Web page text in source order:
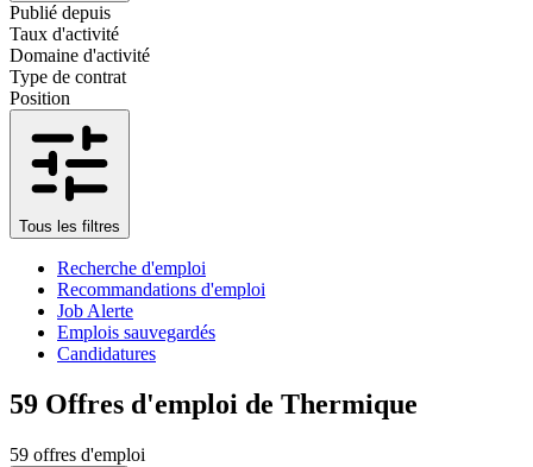
Publié depuis
Taux d'activité
Domaine d'activité
Type de contrat
Position
Tous les filtres
Recherche d'emploi
Recommandations d'emploi
Job Alerte
Emplois sauvegardés
Candidatures
59 Offres d'emploi de Thermique
59 offres d'emploi